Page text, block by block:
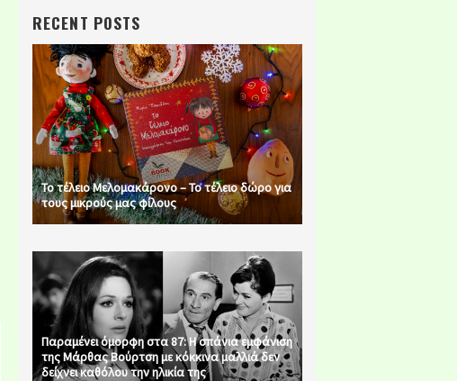
RECENT POSTS
Το τέλειο Μελομακάρονο – Το τέλειο δώρο για
τους μικρούς μας φίλους
Παραμένει όμορφη στα 87: Η σπάνια εμφάνιση
της Μάρθας Βούρτση με κόκκινα μαλλιά δεν
δείχνει καθόλου την ηλικία της